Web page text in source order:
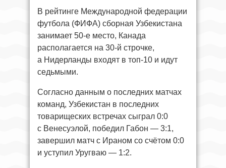
В рейтинге Международной федерации
футбола (ФИФА) сборная Узбекистана
занимает 50-е место, Канада
располагается на 30-й строчке,
а Нидерланды входят в топ-10 и идут
седьмыми.
Согласно данным о последних матчах
команд, Узбекистан в последних
товарищеских встречах сыграл 0:0
с Венесуэлой, победил Габон — 3:1,
завершил матч с Ираном со счётом 0:0
и уступил Уругваю — 1:2.